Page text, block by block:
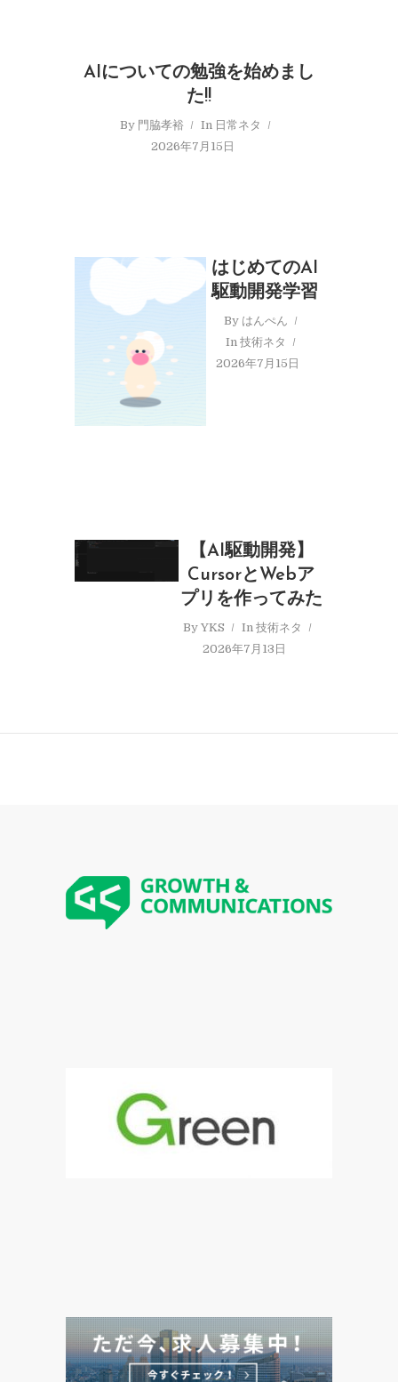
AIについての勉強を始めまし
た!!
By 門脇孝裕 In 日常ネタ
2026年7月15日
はじめてのAI
駆動開発学習
By はんぺん
In技術ネタ
2026年7月15日
【AI駆動開発】
CursorとWebア
プリを作ってみた
ByYKS In技術ネタ
2026年7月13日